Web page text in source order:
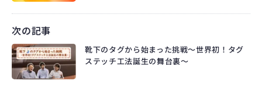
次の記事
靴下のタグから始まった挑戦～世界初！タグ
ステッチ工法誕生の舞台裏～